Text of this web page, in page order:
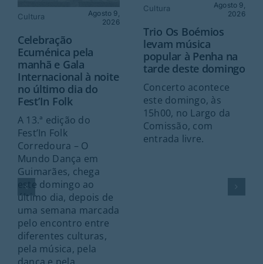
Cultura
Agosto 9,
2026
Celebração
Ecuménica pela
manhã e Gala
Internacional à noite
no último dia do
Fest’In Folk
A 13.ª edição do
Fest’In Folk
Corredoura – O
Mundo Dança em
Guimarães, chega
este domingo ao
último dia, depois de
uma semana marcada
pelo encontro entre
diferentes culturas,
pela música, pela
Cultura
Agosto 9,
2026
Trio Os Boémios
levam música
popular à Penha na
tarde deste domingo
Concerto acontece
este domingo, às
15h00, no Largo da
Comissão, com
entrada livre.